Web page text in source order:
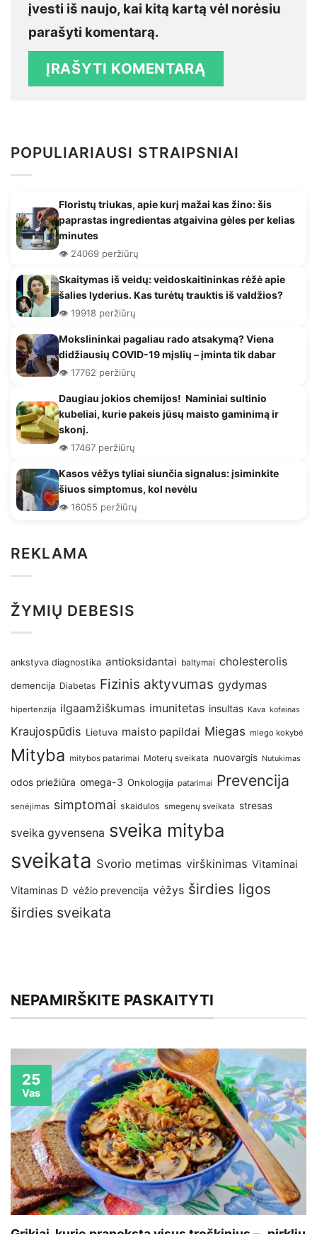
įvesti iš naujo, kai kitą kartą vėl norėsiu
parašyti komentarą.
POPULIARIAUSI STRAIPSNIAI
Floristų triukas, apie kurį mažai kas žino: šis
paprastas ingredientas atgaivina gėles per kelias
minutes
👁️ 24069 peržiūrų
Skaitymas iš veidų: veidoskaitininkas rėžė apie
šalies lyderius. Kas turėtų trauktis iš valdžios?
👁️ 19918 peržiūrų
Mokslininkai pagaliau rado atsakymą? Viena
didžiausių COVID-19 mįslių – įminta tik dabar
👁️ 17762 peržiūrų
Daugiau jokios chemijos! Naminiai sultinio
kubeliai, kurie pakeis jūsų maisto gaminimą ir
skonį.
👁️ 17467 peržiūrų
Kasos vėžys tyliai siunčia signalus: įsiminkite
šiuos simptomus, kol nevėlu
👁️ 16055 peržiūrų
REKLAMA
ŽYMIŲ DEBESIS
ankstyva diagnostika antioksidantai baltymai cholesterolis
demencija Diabetas Fizinis aktyvumas gydymas
hipertenzija ilgaamžiškumas imunitetas insultas Kava kofeinas
Kraujospūdis Lietuva maisto papildai Miegas miego kokybė
Mityba mitybos patarimai Moterų sveikata nuovargis Nutukimas
odos priežiūra omega-3 Onkologija patarimai Prevencija
senėjimas simptomai skaidulos smegenų sveikata stresas
sveika gyvensena sveika mityba
sveikata Svorio metimas virškinimas Vitaminai
Vitaminas D vėžio prevencija vėžys širdies ligos
širdies sveikata
NEPAMIRŠKITE PASKAITYTI
25
Vas